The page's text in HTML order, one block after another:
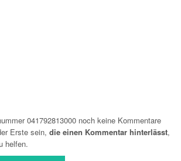
041792813000 noch keine Kommentare
Erste sein, die einen Kommentar hinterlässt,
helfen.